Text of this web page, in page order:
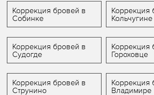
Коррекция бровей в
Собинке
Коррекция
Кольчугине
Коррекция бровей в
Судогде
Коррекция
Гороховце
Коррекция бровей в
Струнино
Коррекция
Владимире